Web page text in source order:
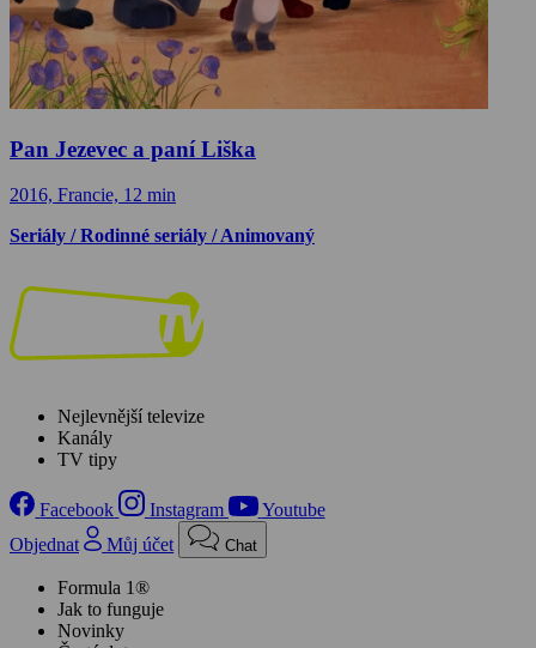
Pan Jezevec a paní Liška
2016, Francie, 12 min
Seriály / Rodinné seriály / Animovaný
Nejlevnější televize
Kanály
TV tipy
Facebook Instagram
Youtube
Objednat
Můj účet Chat
Formula 1®
Jak to funguje
Novinky